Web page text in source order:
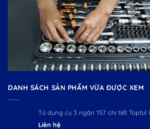
DANH SÁCH SẢN PHẨM VỪA ĐƯỢC XEM
Tủ dụng cụ 3 ngăn 157 chi tiết Toptul
Liên hệ